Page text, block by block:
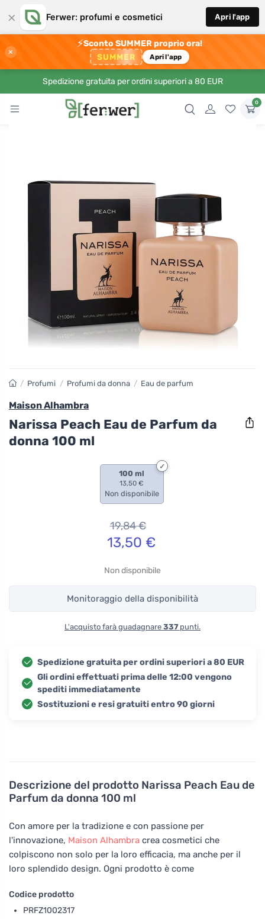
× Ferwer: profumi e cosmetici Apri l'app
×
⚡Sconto SUMMER proprio ora!
SUMMER Apri l'app
Spedizione gratuita per ordini superiori a 80 EUR
0
Descrizione del prodotto Narissa Peach Eau de
Parfum da donna 100 ml
Con amore per la tradizione e con passione per
l'innovazione, Maison Alhambra crea cosmetici che
colpiscono non solo per la loro efficacia, ma anche per il
loro splendido design. Ogni prodotto è come
Codice prodotto
PRFZ1002317
/ Profumi / Profumi da donna / Eau de parfum
Maison Alhambra
Narissa Peach Eau de Parfum da
donna 100 ml
100 ml
13,50 €
Non disponibile
19,84€
13,50 €
Non disponibile
Monitoraggio della disponibilità
L'acquisto farà guadagnare 337 punti.
Spedizione gratuita per ordini superiori a 80 EUR
Gli ordini effettuati prima delle 12:00 vengono
spediti immediatamente
Sostituzioni e resi gratuiti entro 90 giorni